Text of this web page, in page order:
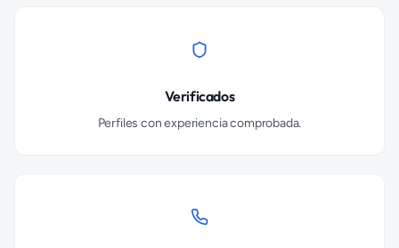
Verificados
Perfiles con experiencia comprobada.